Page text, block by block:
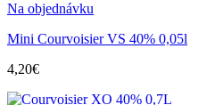
Na objednávku
Mini Courvoisier VS 40% 0,05l
4,20€